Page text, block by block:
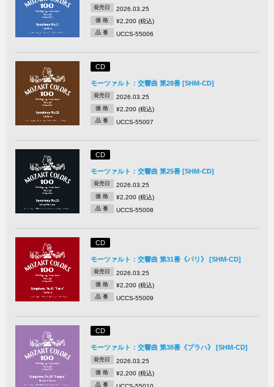
発売日 2026.03.25
価 格 ¥2,200 (税込)
品 番 UCCS-55006
CD
モーツァルト：交響曲 第28番 [SHM-CD]
発売日 2026.03.25
価 格 ¥2,200 (税込)
品 番 UCCS-55007
CD
モーツァルト：交響曲 第25番 [SHM-CD]
発売日 2026.03.25
価 格 ¥2,200 (税込)
品 番 UCCS-55008
CD
モーツァルト：交響曲 第31番《パリ》 [SHM-CD]
発売日 2026.03.25
価 格 ¥2,200 (税込)
品 番 UCCS-55009
CD
モーツァルト：交響曲 第38番《プラハ》 [SHM-CD]
発売日 2026.03.25
価 格 ¥2,200 (税込)
品 番